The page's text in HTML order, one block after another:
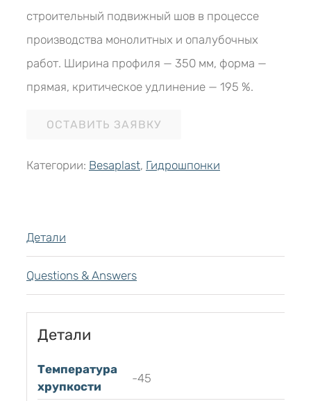
строительный подвижный шов в процессе
производства монолитных и опалубочных
работ. Ширина профиля — 350 мм, форма —
прямая, критическое удлинение — 195 %.
ОСТАВИТЬ ЗАЯВКУ
Категории: Besaplast, Гидрошпонки
Детали
Questions & Answers
Детали
Температура
хрупкости
-45